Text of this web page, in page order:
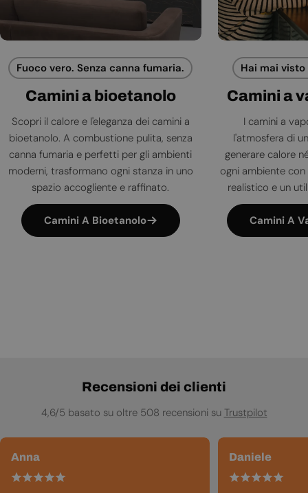
Fuoco vero. Senza canna fumaria.
Camini a bioetanolo
Scopri il calore e l'eleganza dei camini a
bioetanolo. A combustione pulita, senza
canna fumaria e perfetti per gli ambienti
moderni, trasformano ogni stanza in uno
spazio accogliente e raffinato.
Camini A Bioetanolo
Hai mai
Camini a
I camini a
l'atmosfera di
generare calore
ogni ambiente
realistico e un
Camini A
Recensioni dei clienti
4,6/5 basato su oltre 508 recensioni su Trustpilot
Anna Daniele